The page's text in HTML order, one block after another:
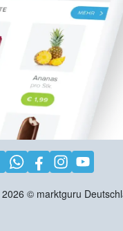
2026 © marktguru